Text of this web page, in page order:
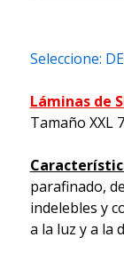
Seleccione:
Láminas de
Tamaño XXL
parafinado,
indelebles y
a la luz y a la